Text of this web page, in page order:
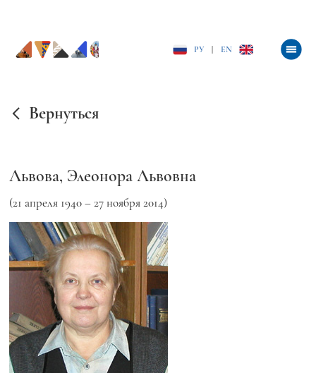
РУ EN
Вернуться
Львова, Элеонора Львовна
(21 апреля 1940 – 27 ноября 2014)